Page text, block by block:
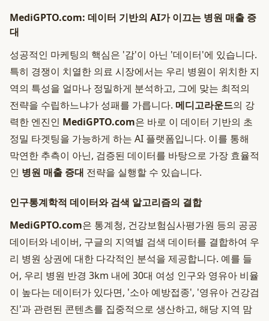
MediGPTO.com: 데이터 기반의 AI가 이끄는 병원 매출 증
대
성공적인 마케팅의 핵심은 '감'이 아닌 '데이터'에 있습니다.
특히 경쟁이 치열한 의료 시장에서는 우리 병원이 위치한 지
역의 특성을 얼마나 정밀하게 분석하고, 그에 맞는 최적의
전략을 수립하느냐가 성패를 가릅니다. 메디고라운드의 강
력한 엔진인 MediGPTO.com은 바로 이 데이터 기반의 초
정밀 타겟팅을 가능하게 하는 AI 플랫폼입니다. 이를 통해
막연한 추측이 아닌, 검증된 데이터를 바탕으로 가장 효율적
인 병원 매출 증대 전략을 실행할 수 있습니다.
인구통계학적 데이터와 검색 알고리즘의 결합
MediGPTO.com은 통계청, 건강보험심사평가원 등의 공공
데이터와 네이버, 구글의 지역별 검색 데이터를 결합하여 우
리 병원 상권에 대한 다각적인 분석을 제공합니다. 예를 들
어, 우리 병원 반경 3km 내에 30대 여성 인구와 영유아 비율
이 높다는 데이터가 있다면, '소아 예방접종', '영유아 건강검
진'과 관련된 콘텐츠를 집중적으로 생산하고, 해당 지역 맘